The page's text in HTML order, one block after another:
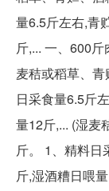
量6.5斤左右,青
斤,... 一、600
麦秸或稻草、
日采食量6.5斤
量12斤,... (湿麦
斤。 1、精料日
斤,湿酒糟日喂